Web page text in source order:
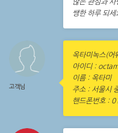
많은 관심과
쌩한 하루 되세
고객님
옥타미녹스(어
아이디 :
이름 : 옥타미
주소 : 서울시
핸드폰번호 :